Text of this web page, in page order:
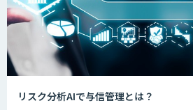
リスク分析AIで与信管理とは？